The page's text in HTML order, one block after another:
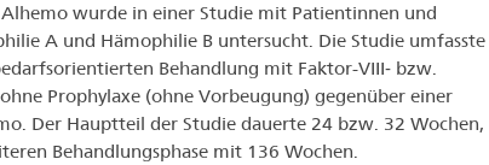
wurde in einer Studie mit Patientinnen und
A und Hämophilie B untersucht. Die Studie umfasste
Behandlung mit Faktor-VIII‑ bzw.
Prophylaxe (ohne Vorbeugung) gegenüber einer
Der Hauptteil der Studie dauerte 24 bzw. 32 Wochen,
Behandlungsphase mit 136 Wochen.